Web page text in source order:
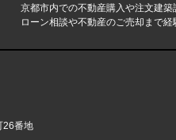
京都市内での不動産購入や注文建
ローン相談や不動産のご売却まで
26番地